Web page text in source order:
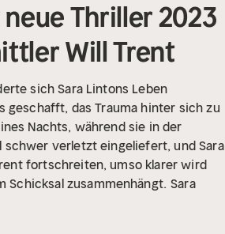
Thriller 2023
Will Trent
sich Sara Lintons Leben
geschafft, das Trauma hinter sich zu
Nachts, während sie in der
schwer verletzt eingeliefert, und Sara
fortschreiten, umso klarer wird
Schicksal zusammenhängt. Sara